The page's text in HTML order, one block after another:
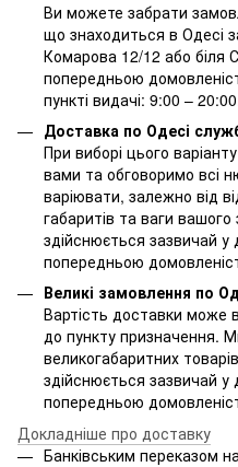
Ви можете забрати
що знаходиться в Одесі
Комарова 12/12 або біля
попередньою
пункті видачі: 9:00 –
Доставка по Одесі
При виборі цього
вами та обговоримо всі
варіювати, залежно від
габаритів та ваги
здійснюється зазвичай
попередньою
Великі замовлення по
Вартість доставки може
до пункту призначення.
великогабаритних
здійснюється зазвичай
попередньою
Докладніше про доставку
Банківським переказом